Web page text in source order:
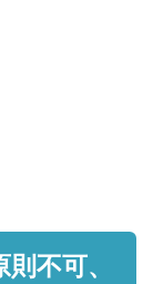
不可、